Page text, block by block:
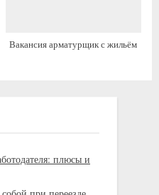
Вакансия арматурщик с жильём
плюсы и